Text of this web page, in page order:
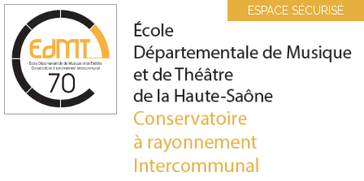
ESPACE SÉCURISÉ
Cookies management panel